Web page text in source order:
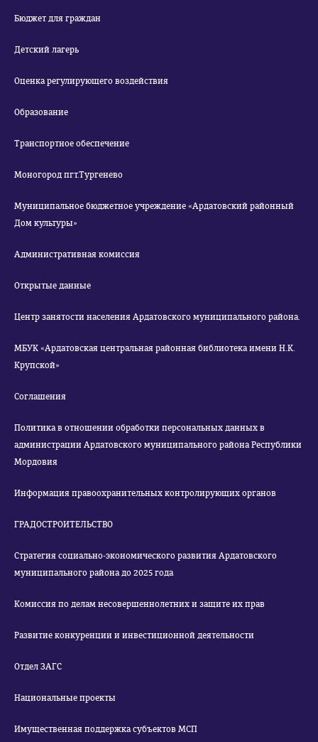
Бюджет для граждан
Детский лагерь
Оценка регулирующего воздействия
Образование
Транспортное обеспечение
Моногород пгт.Тургенево
Муниципальное бюджетное учреждение «Ардатовский районный
Дом культуры»
Административная комиссия
Открытые данные
Центр занятости населения Ардатовского муниципального района.
МБУК «Ардатовская центральная районная библиотека имени Н.К.
Крупской»
Соглашения
Политика в отношении обработки персональных данных в
администрации Ардатовского муниципального района Республики
Мордовия
Информация правоохранительных контролирующих органов
ГРАДОСТРОИТЕЛЬСТВО
Стратегия социально-экономического развития Ардатовского
муниципального района до 2025 года
Комиссия по делам несовершеннолетних и защите их прав
Развитие конкуренции и инвестиционной деятельности
Отдел ЗАГС
Национальные проекты
Имущественная поддержка субъектов МСП